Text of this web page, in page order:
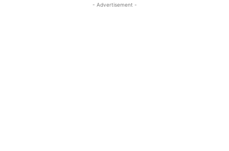
- Advertisement -